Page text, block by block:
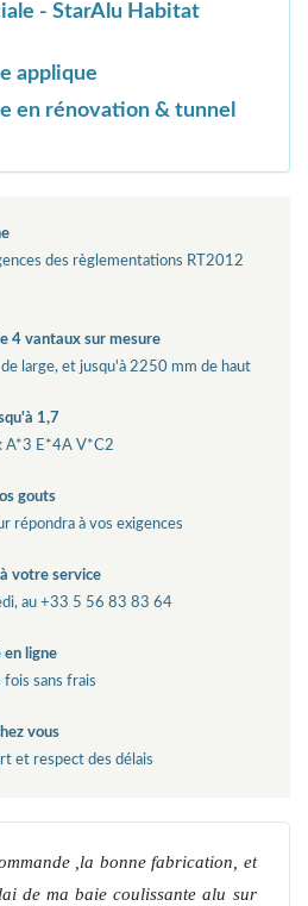
- StarAlu Habitat
applique
en rénovation & tunnel
des règlementations RT2012
4 vantaux sur mesure
large, et jusqu'à 2250 mm de haut
1,7
A*3 E*4A V*C2
gouts
répondra à vos exigences
votre service
au +33 5 56 83 83 64
en ligne
fois sans frais
vous
et respect des délais
,la bonne fabrication, et
de ma baie coulissante alu sur